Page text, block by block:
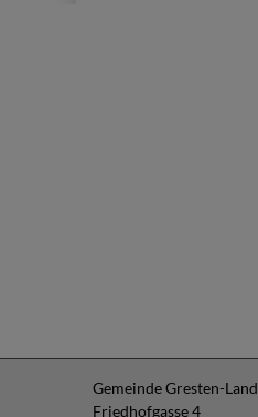
Gemeinde Gresten-Land
Friedhofgasse 4